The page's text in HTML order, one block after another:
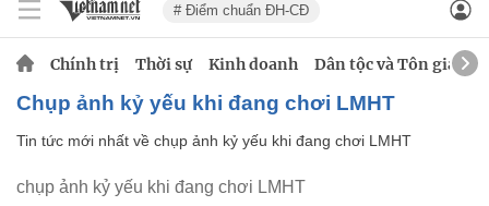
# Điểm chuẩn ĐH-CĐ
Chính trị Thời sự Kinh doanh Dân tộc và Tôn giáo
chụp ảnh kỷ yếu khi đang chơi LMHT
Tin tức mới nhất về chụp ảnh kỷ yếu khi đang chơi LMHT
chụp ảnh kỷ yếu khi đang chơi LMHT